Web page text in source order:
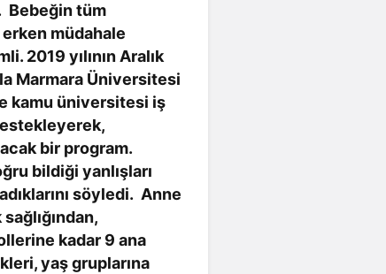
Bebeğin tüm
müdahale
2019 yılının Aralık
Marmara Üniversitesi
kamu üniversitesi iş
bir program.
bildiği yanlışları
söyledi. Anne
kadar 9 ana
yaş gruplarına